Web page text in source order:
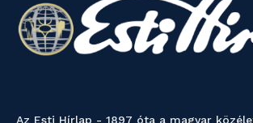
Az Esti Hírlap - 1897 óta a magyar